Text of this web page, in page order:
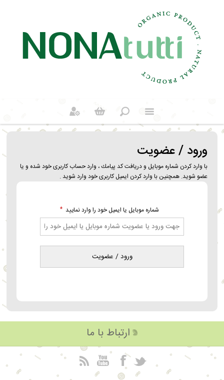
ورود / عضویت
با وارد کردن شماره موبایل و دریافت کد پيامك ، وارد حساب کاربری خود شده و یا
عضو شوید. همچنین با وارد کردن ایمیل کاربری خود وارد شوید .
شماره موبایل یا ایمیل خود را وارد نماييد *
ورود / عضویت
ارتباط با ما